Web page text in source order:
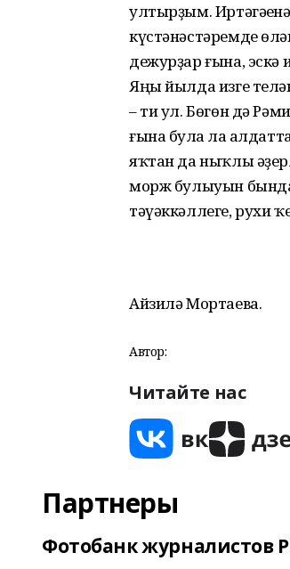
ултырҙым.
күстәнәстәремде
дежурҙар ғына,
Яңы йылда изге
– ти ул. Бөгөн дә
ғына булһа ла
яҡтан да ныҡлы
морж булыуын бында
тәүәккәллеге, рухи
Айзилә Мортаева.
Автор:
Читайте нас
Партнеры
Фотобанк журналистов